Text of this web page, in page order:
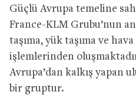
Güçlü Avrupa temeline
France-KLM Grubu’nun
taşıma, yük taşıma ve hava
işlemlerinden
Avrupa’dan kalkış yapan
bir gruptur.